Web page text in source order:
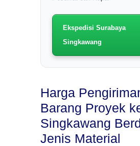
Ekspedisi Surabaya
Singkawang
Harga
Barang Proyek
Singkawang
Jenis Material